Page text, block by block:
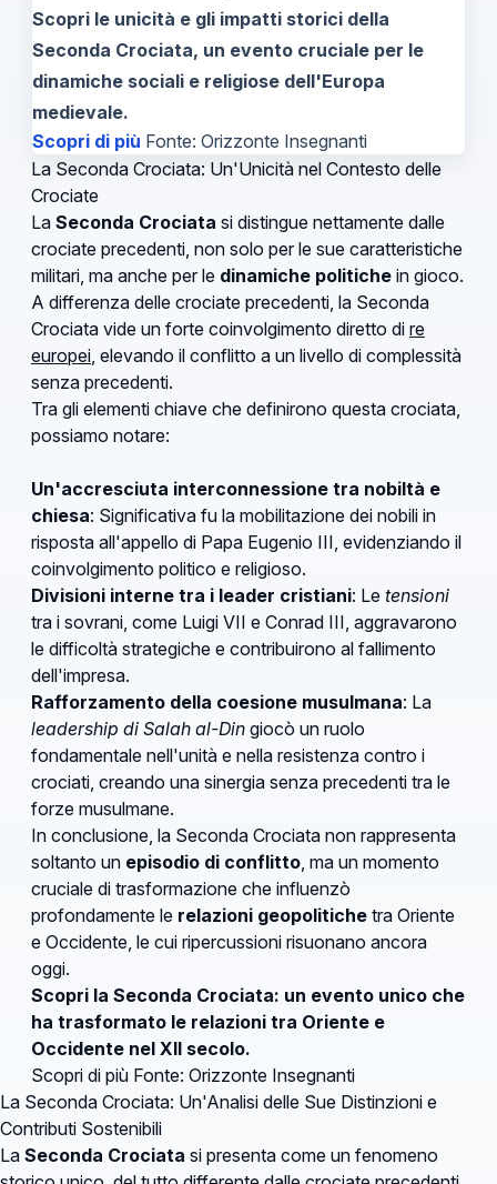
Scopri le unicità e gli impatti storici della
Seconda Crociata, un evento cruciale per le
dinamiche sociali e religiose dell'Europa
medievale.
Scopri di più Fonte: Orizzonte Insegnanti
La Seconda Crociata: Un'Unicità nel Contesto delle
Crociate
La Seconda Crociata si distingue nettamente dalle
crociate precedenti, non solo per le sue caratteristiche
militari, ma anche per le dinamiche politiche in gioco.
A differenza delle crociate precedenti, la Seconda
Crociata vide un forte coinvolgimento diretto di re
europei , elevando il conflitto a un livello di complessità
senza precedenti.
Tra gli elementi chiave che definirono questa crociata,
possiamo notare:
Un'accresciuta interconnessione tra nobiltà e
chiesa: Significativa fu la mobilitazione dei nobili in
risposta all'appello di Papa Eugenio III, evidenziando il
coinvolgimento politico e religioso.
Divisioni interne tra i leader cristiani: Le tensioni
tra i sovrani, come Luigi VII e Conrad III, aggravarono
le difficoltà strategiche e contribuirono al fallimento
dell'impresa.
Rafforzamento della coesione musulmana: La
leadership di Salah al-Din giocò un ruolo
fondamentale nell'unità e nella resistenza contro i
crociati, creando una sinergia senza precedenti tra le
forze musulmane.
In conclusione, la Seconda Crociata non rappresenta
soltanto un episodio di conflitto , ma un momento
cruciale di trasformazione che influenzò
profondamente le relazioni geopolitiche tra Oriente
e Occidente, le cui ripercussioni risuonano ancora
oggi.
Scopri la Seconda Crociata: un evento unico che
ha trasformato le relazioni tra Oriente e
Occidente nel XII secolo.
Scopri di più Fonte: Orizzonte Insegnanti
La Seconda Crociata: Un'Analisi delle Sue Distinzioni e
Contributi Sostenibili
La Seconda Crociata si presenta come un fenomeno